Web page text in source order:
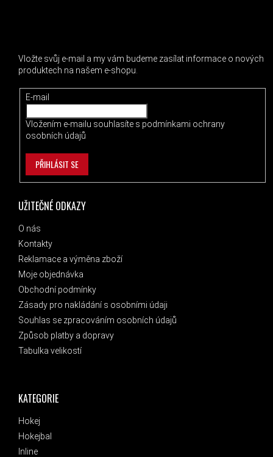
KATEGORIE
Hokej
Hokejbal
Inline
UŽITEČNÉ ODKAZY
O nás
Kontakty
Reklamace a výměna zboží
Moje objednávka
Obchodní podmínky
Zásady pro nakládání s osobními údaji
Souhlas se zpracováním osobních údajů
Způsob platby a dopravy
Tabulka velikostí
Vložte svůj e-mail a my vám budeme zasílat informace o nových
produktech na našem e-shopu.
E-mail
Vložením e-mailu souhlasíte s podmínkami ochrany
osobních údajů
PŘIHLÁSIT SE